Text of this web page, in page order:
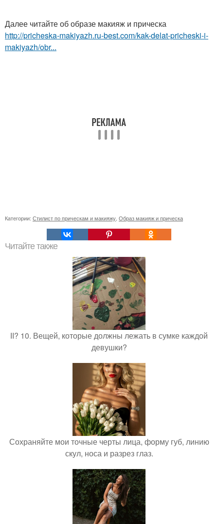
Далее читайте об образе макияж и прическа
http://pricheska-makiyazh.ru-best.com/kak-delat-pricheski-i-
makiyazh/obr...
Категории: Стилист по прическам и макияжу Образ макияж и прическа
Читайте также
ІІ? 10. Вещей, которые должны лежать в сумке каждой
девушки?
Сохраняйте мои точные черты лица, форму губ, линию
скул, носа и разрез глаз.